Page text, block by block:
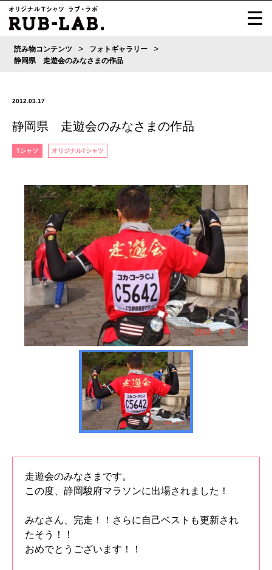
読み物コンテンツ > フォトギャラリー >
静岡県 走遊会のみなさまの作品
2012.03.17
静岡県 走遊会のみなさまの作品
Tシャツ オリジナルTシャツ
走遊会のみなさまです。
この度、静岡駿府マラソンに出場されました！
みなさん、完走！！さらに自己ベストも更新され
たそう！！
おめでとうございます！！